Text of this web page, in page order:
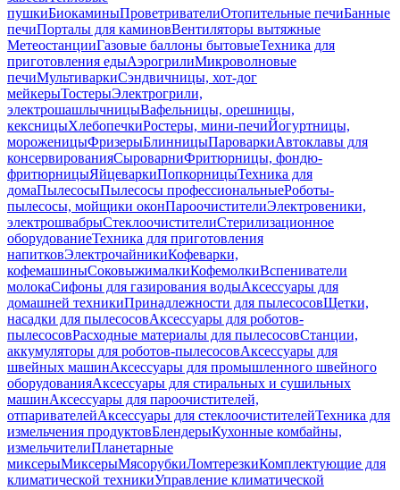
пушкиБиокаминыПроветривателиОтопительные печиБанные
печиПорталы для каминовВентиляторы вытяжные
МетеостанцииГазовые баллоны бытовыеТехника для
приготовления едыАэрогрилиМикроволновые
печиМультиваркиСэндвичницы, хот-дог
мейкерыТостерыЭлектрогрили,
электрошашлычницыВафельницы, орешницы,
кексницыХлебопечкиРостеры, мини-печиЙогуртницы,
мороженицыФризерыБлинницыПароваркиАвтоклавы для
консервированияСыроварниФритюрницы, фондю-
фритюрницыЯйцеваркиПопкорницыТехника для
домаПылесосыПылесосы профессиональныеРоботы-
пылесосы, мойщики оконПароочистителиЭлектровеники,
электрошвабрыСтеклоочистителиСтерилизационное
оборудованиеТехника для приготовления
напитковЭлектрочайникиКофеварки,
кофемашиныСоковыжималкиКофемолкиВспениватели
молокаСифоны для газирования водыАксессуары для
домашней техникиПринадлежности для пылесосовЩетки,
насадки для пылесосовАксессуары для роботов-
пылесосовРасходные материалы для пылесосовСтанции,
аккумуляторы для роботов-пылесосовАксессуары для
швейных машинАксессуары для промышленного швейного
оборудованияАксессуары для стиральных и сушильных
машинАксессуары для пароочистителей,
отпаривателейАксессуары для стеклоочистителейТехника для
измельчения продуктовБлендерыКухонные комбайны,
измельчителиПланетарные
миксерыМиксерыМясорубкиЛомтерезкиКомплектующие для
климатической техникиУправление климатической